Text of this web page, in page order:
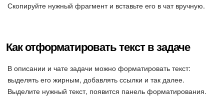
Скопируйте нужный фрагмент и вставьте его в чат вручную.
Как отформатировать текст в задаче
В описании и чате задачи можно форматировать текст:
выделять его жирным, добавлять ссылки и так далее.
Выделите нужный текст, появится панель форматирования.